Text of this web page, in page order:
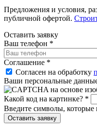
Предложения и условия,
публичной офертой.
Оставить заявку
Ваш телефон *
Соглашение *
Согласен на обработку
Ваши персональные
Какой код на картинке? *
Введите символы, которые